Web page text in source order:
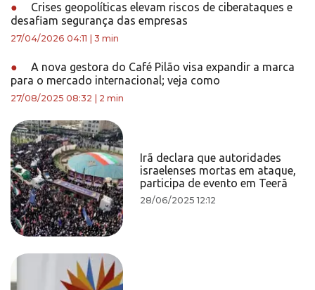
●
Crises geopolíticas elevam riscos de ciberataques e
desafiam segurança das empresas
27/04/2026 04:11 3 min
●
A nova gestora do Café Pilão visa expandir a marca
para o mercado internacional; veja como
27/08/2025 08:32 2 min
Irã declara que autoridades
israelenses mortas em ataque,
participa de evento em Teerã
28/06/2025 12:12